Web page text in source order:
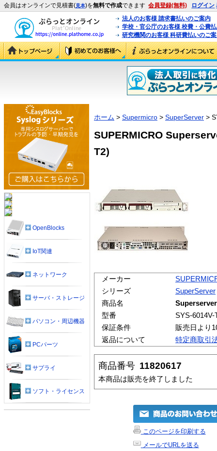
会員はオンラインで見積書(見本)を無料で作成できます 会員登録(無料) ログイン
法人のお客様 請求書払いのご案内
学校・官公庁のお客様 校費・公費
研究機関のお客様 科研費払いのご
ホーム > Supermicro > SuperServer >
SUPERMICRO
T2)
メーカー
シリーズ
SuperServer
商品名
型番
SYS-6014V-
保証条件
販売日より
返品について
特定商取引
商品番号 11820617
本商品は販売を終了しました
このページを印刷する
メールでURLを送る
OpenBlocks
IoT関連
ネットワーク
サーバ・ストレージ
パソコン・周辺機器
PCパーツ
サプライ
ソフト・ライセンス